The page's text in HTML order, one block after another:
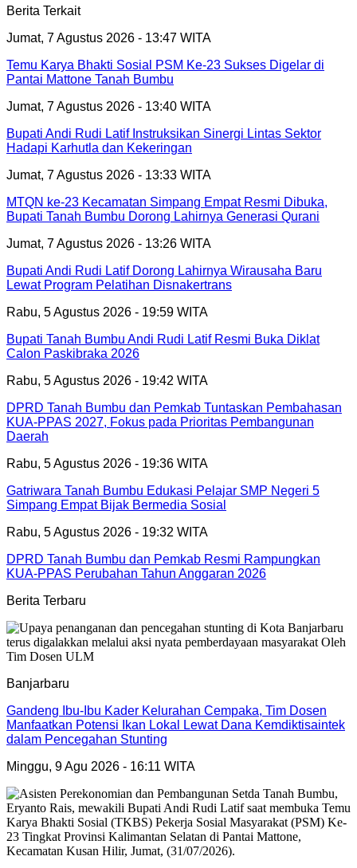
Berita Terkait
Jumat, 7 Agustus 2026 - 13:47 WITA
Temu Karya Bhakti Sosial PSM Ke-23 Sukses Digelar di
Pantai Mattone Tanah Bumbu
Jumat, 7 Agustus 2026 - 13:40 WITA
Bupati Andi Rudi Latif Instruksikan Sinergi Lintas Sektor
Hadapi Karhutla dan Kekeringan
Jumat, 7 Agustus 2026 - 13:33 WITA
MTQN ke-23 Kecamatan Simpang Empat Resmi Dibuka,
Bupati Tanah Bumbu Dorong Lahirnya Generasi Qurani
Jumat, 7 Agustus 2026 - 13:26 WITA
Bupati Andi Rudi Latif Dorong Lahirnya Wirausaha Baru
Lewat Program Pelatihan Disnakertrans
Rabu, 5 Agustus 2026 - 19:59 WITA
Bupati Tanah Bumbu Andi Rudi Latif Resmi Buka Diklat
Calon Paskibraka 2026
Rabu, 5 Agustus 2026 - 19:42 WITA
DPRD Tanah Bumbu dan Pemkab Tuntaskan Pembahasan
KUA-PPAS 2027, Fokus pada Prioritas Pembangunan
Daerah
Rabu, 5 Agustus 2026 - 19:36 WITA
Gatriwara Tanah Bumbu Edukasi Pelajar SMP Negeri 5
Simpang Empat Bijak Bermedia Sosial
Rabu, 5 Agustus 2026 - 19:32 WITA
DPRD Tanah Bumbu dan Pemkab Resmi Rampungkan
KUA-PPAS Perubahan Tahun Anggaran 2026
Berita Terbaru
Banjarbaru
Gandeng Ibu-Ibu Kader Kelurahan Cempaka, Tim Dosen
Manfaatkan Potensi Ikan Lokal Lewat Dana Kemdiktisaintek
dalam Pencegahan Stunting
Minggu, 9 Agu 2026 - 16:11 WITA